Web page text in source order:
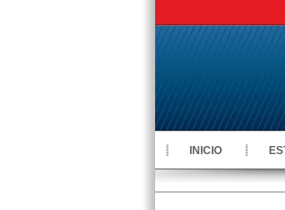
INICIO